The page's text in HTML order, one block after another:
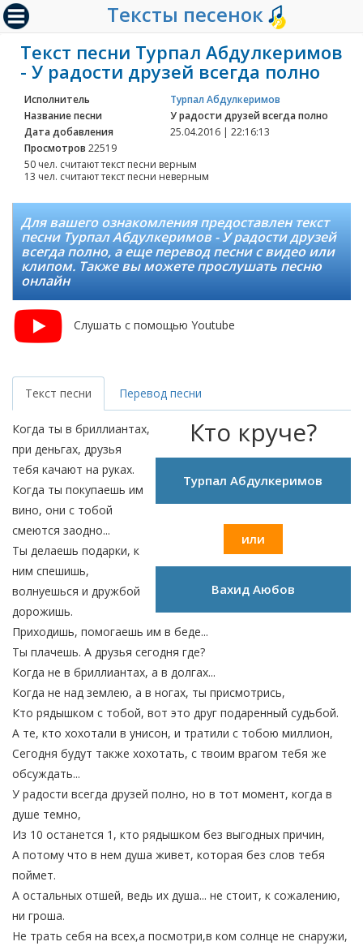
Тексты песенок
Текст песни Турпал Абдулкеримов
- У радости друзей всегда полно
Исполнитель
Турпал Абдулкеримов
Название песни
У радости друзей всегда полно
Дата добавления
25.04.2016 | 22:16:13
Просмотров 22519
50 чел. считают текст песни верным
13 чел. считают текст песни неверным
Для вашего ознакомления предоставлен текст
песни Турпал Абдулкеримов - У радости друзей
всегда полно, а еще перевод песни с видео или
клипом. Также вы можете прослушать песню
онлайн
Слушать с помощью Youtube
Текст песни Перевод песни
Кто круче?
Турпал Абдулкеримов
или
Вахид Аюбов
Когда ты в бриллиантах,
при деньгах, друзья
тебя качают на руках.
Когда ты покупаешь им
вино, они с тобой
смеются заодно...
Ты делаешь подарки, к
ним спешишь,
волнуешься и дружбой
дорожишь.
Приходишь, помогаешь им в беде...
Ты плачешь. А друзья сегодня где?
Когда не в бриллиантах, а в долгах...
Когда не над землею, а в ногах, ты присмотрись,
Кто рядышком с тобой, вот это друг подаренный судьбой.
А те, кто хохотали в унисон, и тратили с тобою миллион,
Сегодня будут также хохотать, с твоим врагом тебя же
обсуждать...
У радости всегда друзей полно, но в тот момент, когда в
душе темно,
Из 10 останется 1, кто рядышком без выгодных причин,
А потому что в нем душа живет, которая без слов тебя
поймет.
А остальных отшей, ведь их душа... не стоит, к сожалению,
ни гроша.
Не трать себя на всех,а посмотри,в ком солнце не снаружи,